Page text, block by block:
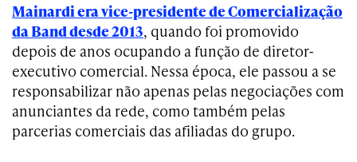
Mainardi era vice-presidente de Comercialização
da Band desde 2013, quando foi promovido
depois de anos ocupando a função de diretor-
executivo comercial. Nessa época, ele passou a se
responsabilizar não apenas pelas negociações com
anunciantes da rede, como também pelas
parcerias comerciais das afiliadas do grupo.